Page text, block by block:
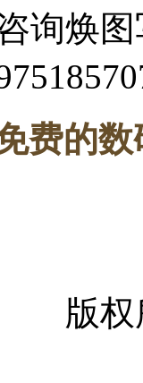
焕图
的数
版